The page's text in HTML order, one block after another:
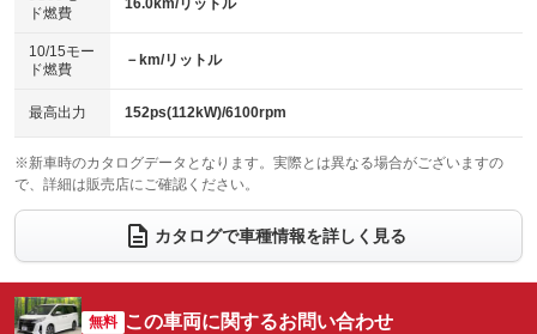
電動格納ミラー
：装備あり
パワーシート
ベンチシート
：装備なし
チップアップシート
：装備なし
：装備なし ：装備なし
ウォークスルー
：装備あり
電動リアゲート フロントカメラ
：装備なし
：装備なし ：装備なし
サイドカメラ
：装備なし ルーフレール
：装備なし
ド燃費
16.0km/リットル
10/15モー
ド燃費
－km/リットル
最高出力 152ps(112kW)/6100rpm
※新車時のカタログデータとなります。実際とは異なる場合がございますの
で、詳細は販売店にご確認ください。
カタログで車種情報を詳しく見る
無料 この車両に関するお問い合わせ